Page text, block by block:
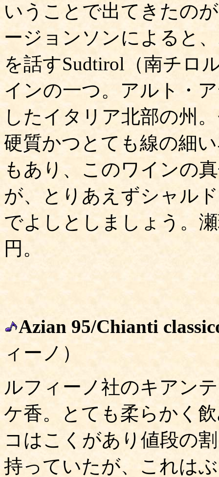
いうことで出てきたの
ージョンソンによると
を話すSudtirol（南チロ
インの一つ。アルト・
したイタリア北部の州
硬質かつとても線の細
もあり、このワインの
が、とりあえずシャル
でよしとしましょう。
円。
Azian 95/Chianti
ィーノ）
ルフィーノ社のキアン
ケ香。とても柔らかく
コはこくがあり値段の
持っていたが、これは